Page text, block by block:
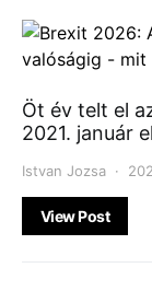
Öt év telt el
2021. január
Istvan Jozsa
View Post